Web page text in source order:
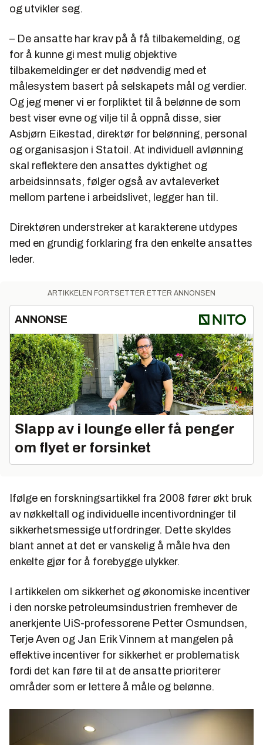
og utvikler seg.
– De ansatte har krav på å få tilbakemelding, og
for å kunne gi mest mulig objektive
tilbakemeldinger er det nødvendig med et
målesystem basert på selskapets mål og verdier.
Og jeg mener vi er forpliktet til å belønne de som
best viser evne og vilje til å oppnå disse, sier
Asbjørn Eikestad, direktør for belønning, personal
og organisasjon i Statoil. At individuell avlønning
skal reflektere den ansattes dyktighet og
arbeidsinnsats, følger også av avtaleverket
mellom partene i arbeidslivet, legger han til.
Direktøren understreker at karakterene utdypes
med en grundig forklaring fra den enkelte ansattes
leder.
ARTIKKELEN FORTSETTER ETTER ANNONSEN
ANNONSE
Slapp av i lounge eller få penger
om flyet er forsinket
Ifølge en forskningsartikkel fra 2008 fører økt bruk
av nøkkeltall og individuelle incentivordninger til
sikkerhetsmessige utfordringer. Dette skyldes
blant annet at det er vanskelig å måle hva den
enkelte gjør for å forebygge ulykker.
I artikkelen om sikkerhet og økonomiske incentiver
i den norske petroleumsindustrien fremhever de
anerkjente UiS-professorene Petter Osmundsen,
Terje Aven og Jan Erik Vinnem at mangelen på
effektive incentiver for sikkerhet er problematisk
fordi det kan føre til at de ansatte prioriterer
områder som er lettere å måle og belønne.